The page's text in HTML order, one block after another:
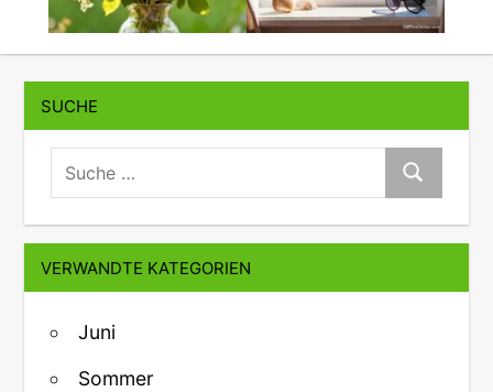
SUCHE
suche:
Suche
VERWANDTE KATEGORIEN
Juni
Sommer